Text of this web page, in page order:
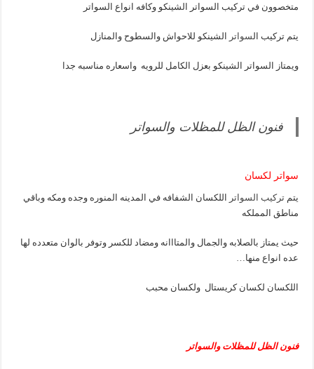
متخصوون في تركيب السواتر الشينكو وكافه انواع السواتر
يتم تركيب السواترالشينكو للاحواش والسطوح والمنازل
ويمتاز السواتر الشينكو بعزل الكامل للرويه واسعاره مناسبه جدا
فنون الظل للمظلات والسواتر
سواتر لكسان
يتمتركيب السواتراللكسان الشفافه في المدينه المنوره وجده ومكه وباقي
مناطق المملكه
حيث يمتاز بالصلابه والجمال والمتااانه ومضاد للكسر وتوفر بالوان متعدده لها
عده انواع منها…
اللكسان لكسان كريستال ولكسان محبب
فنون الظل للمظلات والسواتر